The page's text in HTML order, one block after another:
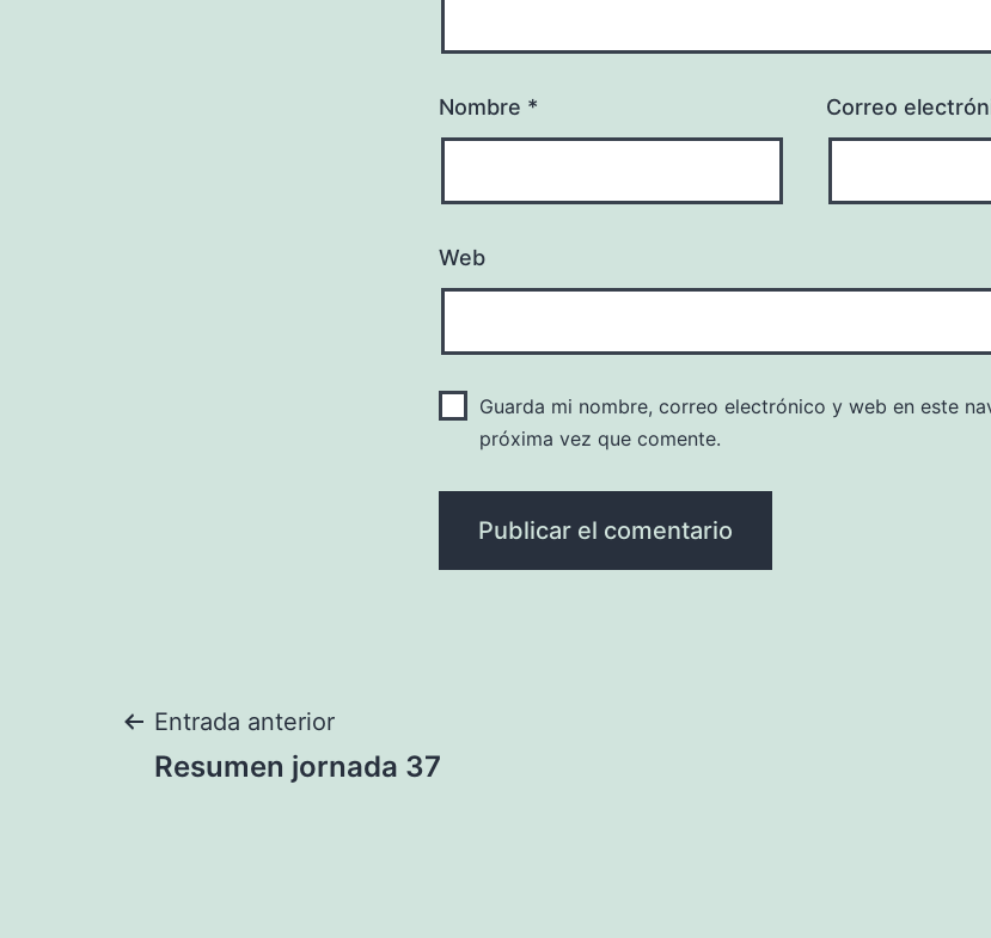
Nombre * Correo
Web
Guarda mi nombre, correo electrónico y web en este
próxima vez que comente.
Navegación
Entrada anterior
Resumen jornada 37